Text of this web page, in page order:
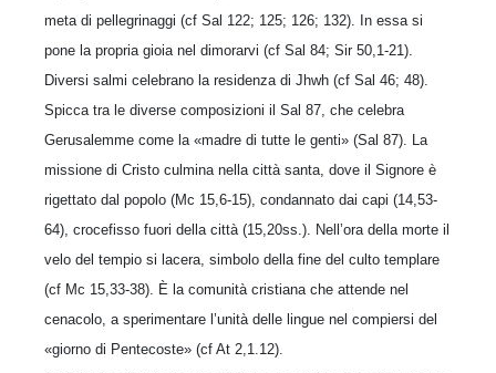
meta di pellegrinaggi (cf Sal 122; 125; 126; 132). In essa si
pone la propria gioia nel dimorarvi (cf Sal 84; Sir 50,1-21).
Diversi salmi celebrano la residenza di Jhwh (cf Sal 46; 48).
Spicca tra le diverse composizioni il Sal 87, che celebra
Gerusalemme come la «madre di tutte le genti» (Sal 87). La
missione di Cristo culmina nella città santa, dove il Signore è
rigettato dal popolo (Mc 15,6-15), condannato dai capi (14,53-
64), crocefisso fuori della città (15,20ss.). Nell’ora della morte il
velo del tempio si lacera, simbolo della fine del culto templare
(cf Mc 15,33-38). È la comunità cristiana che attende nel
cenacolo, a sperimentare l’unità delle lingue nel compiersi del
«giorno di Pentecoste» (cf At 2,1.12).